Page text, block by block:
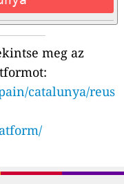
meg az
catalunya/reus